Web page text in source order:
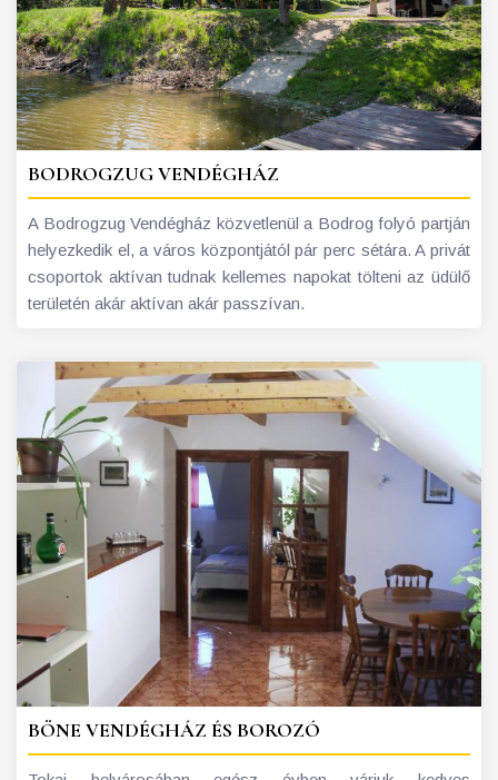
BODROGZUG VENDÉGHÁZ
A Bodrogzug Vendégház közvetlenül a Bodrog folyó partján
helyezkedik el, a város központjától pár perc sétára. A privát
csoportok aktívan tudnak kellemes napokat tölteni az üdülő
területén akár aktívan akár passzívan.
BÖNE VENDÉGHÁZ ÉS BOROZÓ